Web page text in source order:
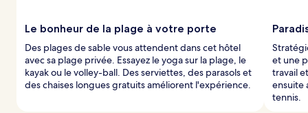
Le bonheur de la plage à votre porte
Des plages de sable vous attendent dans cet hôtel
avec sa plage privée. Essayez le yoga sur la plage, le
kayak ou le volley-ball. Des serviettes, des parasols et
des chaises longues gratuits améliorent l'expérience.
et une
travail
ensuite
tennis.